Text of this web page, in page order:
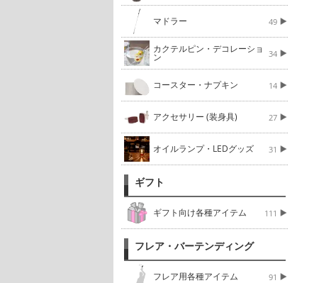
マドラー 49
カクテルピン・デコレーショ
ン 34
コースター・ナプキン 14
アクセサリー (装身具) 27
オイルランプ・LEDグッズ 31
ギフト
ギフト向け各種アイテム 111
フレア・バーテンディング
フレア用各種アイテム 91